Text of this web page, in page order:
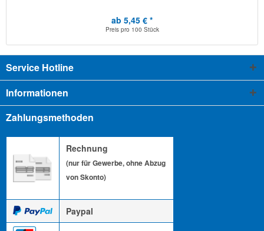
ab 5,45 € *
Preis pro 100 Stück
Service Hotline
Informationen
Zahlungsmethoden
Rechnung
(nur für Gewerbe, ohne Abzug
von Skonto)
Paypal